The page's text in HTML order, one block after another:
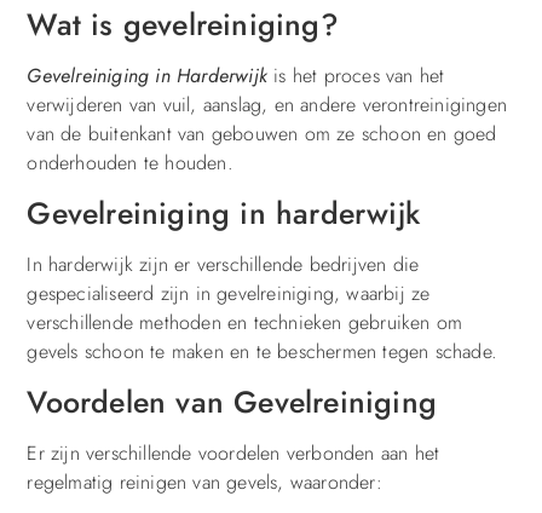
Wat is gevelreiniging?
Gevelreiniging in Harderwijk is het proces van het
verwijderen van vuil, aanslag, en andere verontreinigingen
van de buitenkant van gebouwen om ze schoon en goed
onderhouden te houden.
Gevelreiniging in harderwijk
In harderwijk zijn er verschillende bedrijven die
gespecialiseerd zijn in gevelreiniging, waarbij ze
verschillende methoden en technieken gebruiken om
gevels schoon te maken en te beschermen tegen schade.
Voordelen van Gevelreiniging
Er zijn verschillende voordelen verbonden aan het
regelmatig reinigen van gevels, waaronder: